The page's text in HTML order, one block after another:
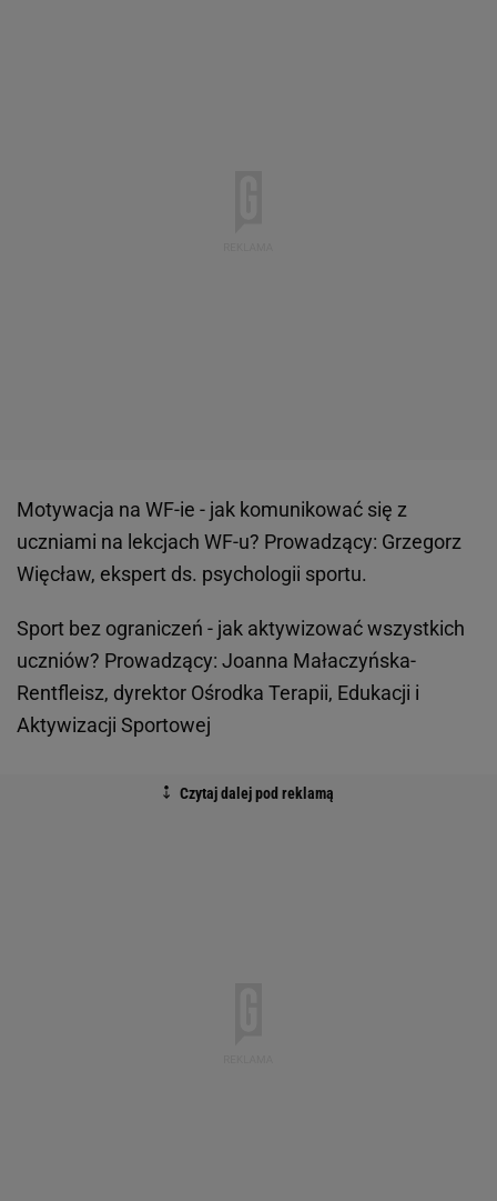
Motywacja na WF-ie - jak komunikować się z
uczniami na lekcjach WF-u? Prowadzący: Grzegorz
Więcław, ekspert ds. psychologii sportu.
Sport bez ograniczeń - jak aktywizować wszystkich
uczniów? Prowadzący: Joanna Małaczyńska-
Rentfleisz, dyrektor Ośrodka Terapii, Edukacji i
Aktywizacji Sportowej